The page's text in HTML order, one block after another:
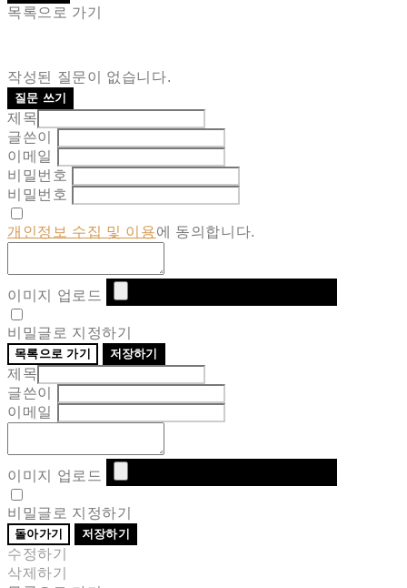
목록으로 가기
작성된 질문이 없습니다.
질문 쓰기
제목
글쓴이
이메일
비밀번호
비밀번호
개인정보 수집 및 이용에 동의합니다.
이미지 업로드
비밀글로 지정하기
목록으로 가기 저장하기
제목
글쓴이
이메일
이미지 업로드
비밀글로 지정하기
돌아가기 저장하기
수정하기
삭제하기